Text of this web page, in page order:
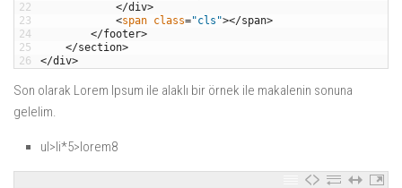
22
23
24
25
26
</div>
<span class="cls"></span>
</footer>
</section>
</div>
Son olarak Lorem Ipsum ile alaklı bir örnek ile makalenin sonuna
gelelim.
ul>li*5>lorem8